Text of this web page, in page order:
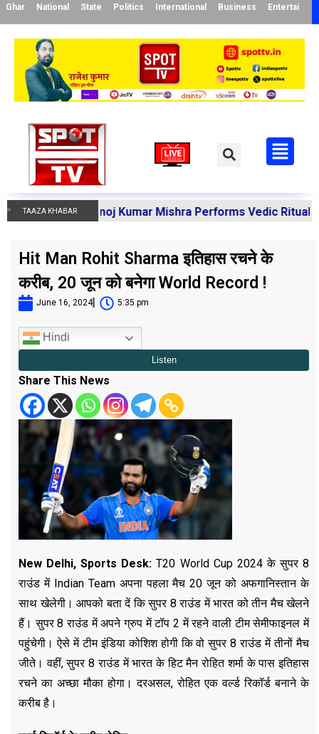
Ghar National State Politics International Business
TAAZA KHABAR
Manoj Kumar Mishra Performs Vedic Rituals for
Hit Man Rohit Sharma इतिहास रचने के
करीब, 20 जून को बनेगा World Record !
June 16, 2024 5:35 pm
Hindi
Share This News
New Delhi, Sports Desk: T20 World Cup 2024 के सुपर 8
राउंड में Indian Team अपना पहला मैच 20 जून को अफगानिस्तान के
साथ खेलेगी। आपको बता दें कि सुपर 8 राउंड में भारत को तीन मैच खेलने
हैं। सुपर 8 राउंड में अपने ग्रुप में टॉप 2 में रहने वाली टीम सेमीफाइनल में
पहुंचेगी। ऐसे में टीम इंडिया कोशिश होगी कि वो सुपर 8 राउंड में तीनों मैच
जीते। वहीं, सुपर 8 राउंड में भारत के हिट मैन रोहित शर्मा के पास इतिहास
रचने का अच्छा मौका होगा। दरअसल, रोहित एक वर्ल्ड रिकॉर्ड बनाने के
करीब है।